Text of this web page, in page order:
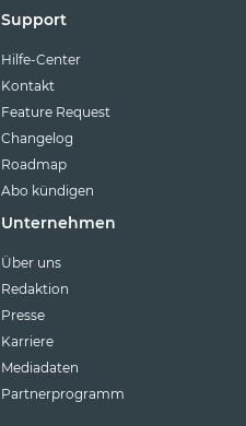
Support
Hilfe-Center
Kontakt
Feature Request
Changelog
Roadmap
Abo kündigen
Unternehmen
Über uns
Redaktion
Presse
Karriere
Mediadaten
Partnerprogramm